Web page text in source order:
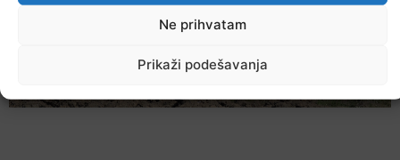
Ne prihvatam
Prikaži podešavanja